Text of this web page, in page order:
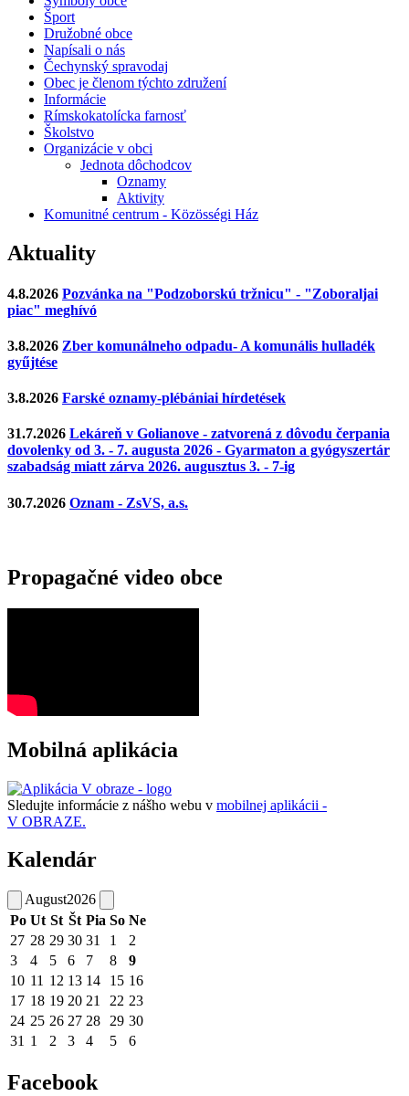
Šport
Družobné obce
Napísali o nás
Čechynský spravodaj
Obec je členom týchto združení
Informácie
Rímskokatolícka farnosť
Školstvo
Organizácie v obci
Jednota dôchodcov
Oznamy
Aktivity
Komunitné centrum - Közösségi Ház
Aktuality
4.8.2026 Pozvánka na "Podzoborskú tržnicu" - "Zoboraljai
piac" meghívó
3.8.2026 Zber komunálneho odpadu- A komunális hulladék
gyűjtése
3.8.2026 Farské oznamy-plébániai hírdetések
31.7.2026 Lekáreň v Golianove - zatvorená z dôvodu čerpania
dovolenky od 3. - 7. augusta 2026 - Gyarmaton a gyógyszertár
szabadság miatt zárva 2026. augusztus 3. - 7-ig
30.7.2026 Oznam - ZsVS, a.s.
Propagačné video obce
Mobilná aplikácia
Sledujte informácie z nášho webu v mobilnej aplikácii -
V OBRAZE.
Kalendár
August2026
Po Ut St Št Pia So Ne
27 28 29 30 31 1
2
3
4 5 6 7 8
9
10 11 12 13 14 15 16
17 18 19 20 21 22 23
24 25 26 27 28 29 30
31 1 2 3 4 5 6
Facebook